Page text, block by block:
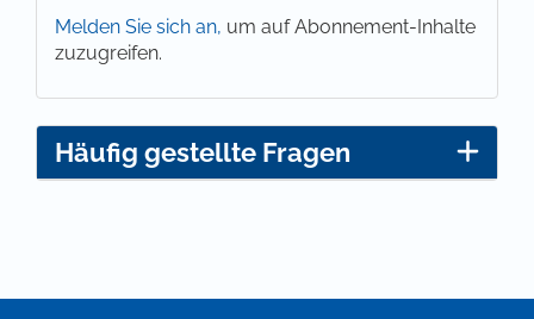
Melden Sie sich an, um auf Abonnement-Inhalte
zuzugreifen.
Häufig gestellte Fragen